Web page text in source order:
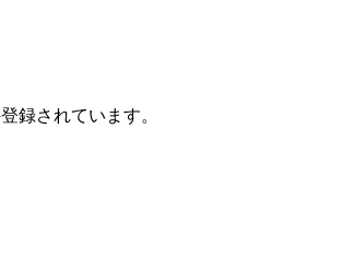
録されています。